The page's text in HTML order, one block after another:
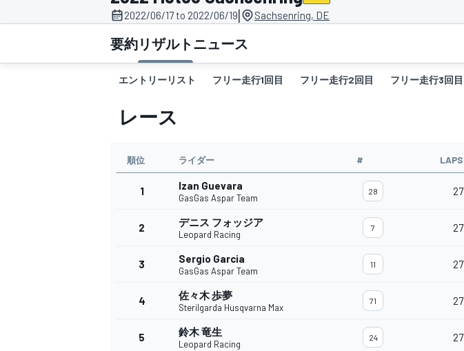
スーパーフォーミュラ
スーパーGT
2022/06/17 to 2022/06/19| Sachsenring, DE
要約リザルト ニュース
エントリーリスト フリー走行1回目 フリー走行2回目 フリー走行3回目
レース
順位 ライダー # LAPS
1 Izan Guevara
GasGas Aspar Team
28 27
2 デニス フォッジア
Leopard Racing
7 27
3 Sergio Garcia
GasGas Aspar Team
11 27
4 佐々木 歩夢
Sterilgarda Husqvarna Max
71 27
5 鈴木 竜生
Leopard Racing
24 27